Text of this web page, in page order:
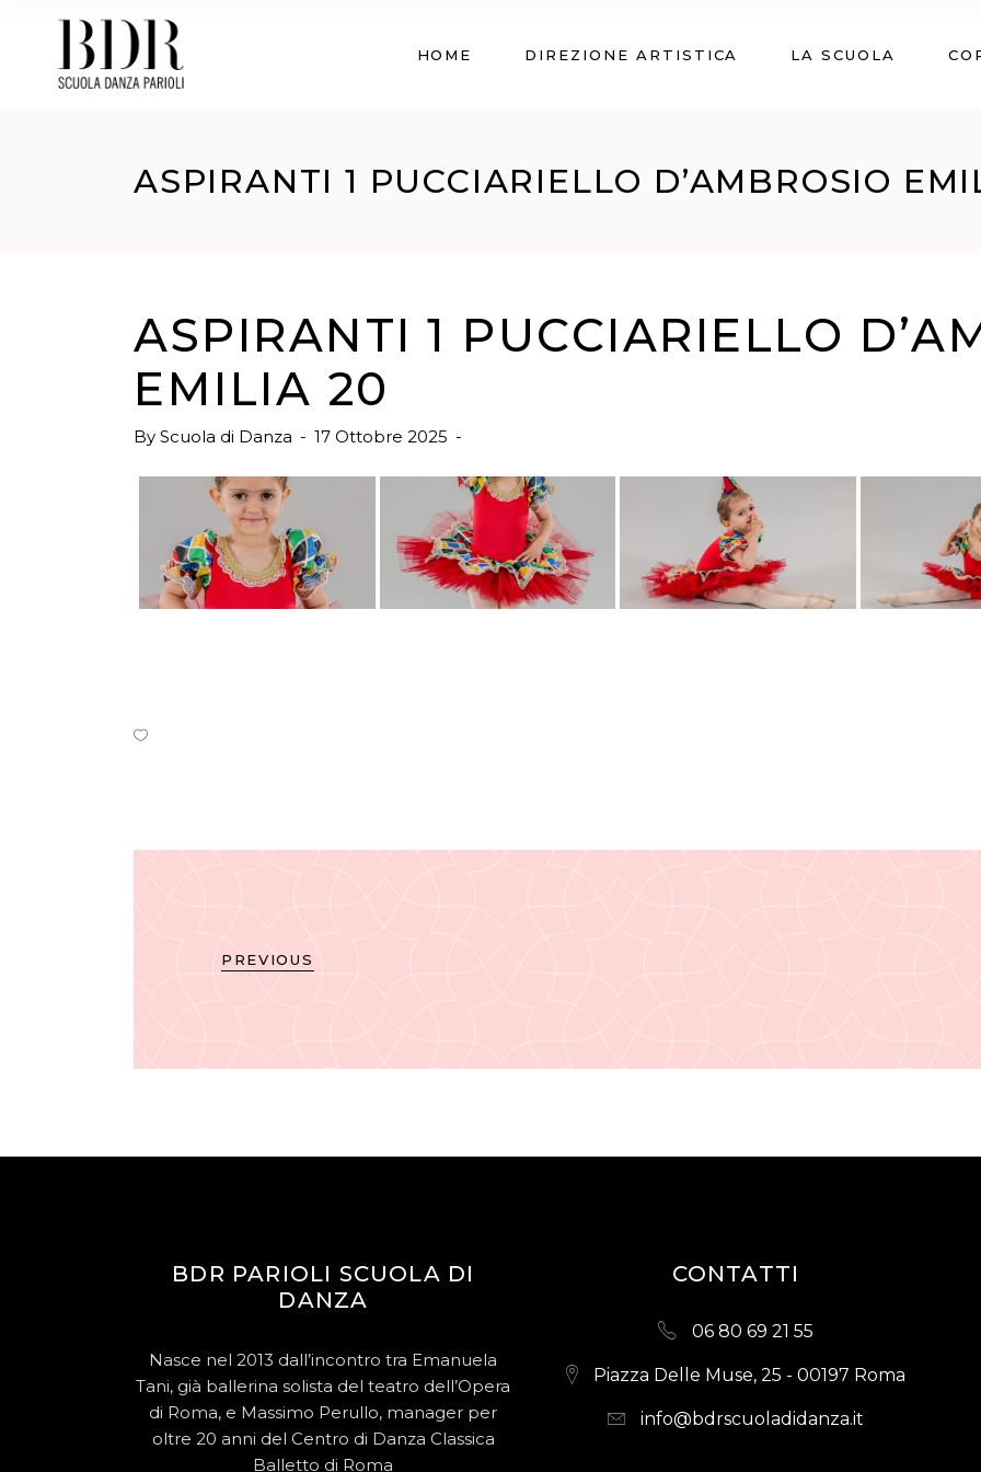
HOME DIREZIONE ARTISTICA LA SCUOLA
ASPIRANTI 1 PUCCIARIELLO D’AMBROSIO
ASPIRANTI 1 PUCCIARIELLO
EMILIA 20
By Scuola di Danza 17 Ottobre 2025
PREVIOUS
BDR PARIOLI SCUOLA DI
DANZA
Nasce nel 2013 dall’incontro tra Emanuela
Tani, già ballerina solista del teatro dell’Opera
di Roma, e Massimo Perullo, manager per
oltre 20 anni del Centro di Danza Classica
Balletto di Roma
CONTATTI
06 80 69 21 55
Piazza Delle Muse, 25 - 00197 Roma
info@bdrscuoladidanza.it